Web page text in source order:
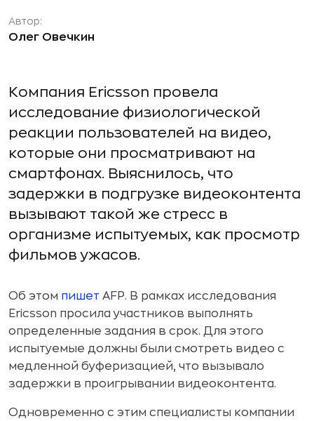
Автор:
Олег Овечкин
Компания Ericsson провела
исследование физиологической
реакции пользователей на видео,
которые они просматривают на
смартфонах. Выяснилось, что
задержки в подгрузке видеоконтента
вызывают такой же стресс в
организме испытуемых, как просмотр
фильмов ужасов.
Об этом пишет AFP. В рамках исследования
Ericsson просила участников выполнять
определенные задания в срок. Для этого
испытуемые должны были смотреть видео с
медленной буферизацией, что вызывало
задержки в проигрывании видеоконтента.
Одновременно с этим специалисты компании